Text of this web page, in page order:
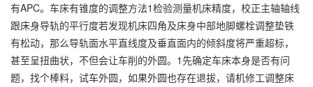
有APC。车床有锥度的调整方法1检验测量机床精度，校正主轴轴线
跟床身导轨的平行度若发现机床四角及床身中部地脚螺栓调整垫铁
有松动，那么导轨面水平直线度及垂直面内的倾斜度将严重超标，
甚至呈扭曲状，不但会让车削的外圆。1先确定车床本身是否有问
题，找个棒料，试车外圆，如果外圆也存在退拔，请机修工调整床